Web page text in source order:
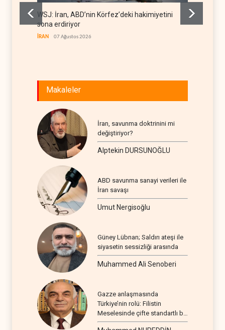
WSJ: İran, ABD’nin Körfez’deki hakimiyetini
sona erdiriyor
İRAN 07 Ağustos 2026
Makaleler
İran, savunma doktrinini mi
değiştiriyor?
Alptekin DURSUNOĞLU
ABD savunma sanayi verileri ile
İran savaşı
Umut Nergisoğlu
Güney Lübnan; Saldırı ateşi ile
siyasetin sessizliği arasında
Muhammed Ali Senoberi
Gazze anlaşmasında
Türkiye’nin rolü: Filistin
Meselesinde çifte standartlı bir
seyir